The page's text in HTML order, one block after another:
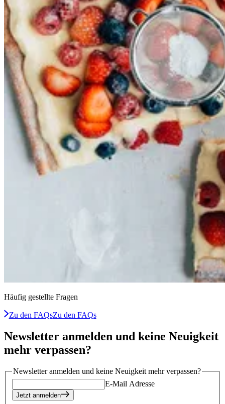
Häufig gestellte Fragen
Zu den FAQsZu den FAQs
Newsletter anmelden und keine Neuigkeit
mehr verpassen?
Newsletter anmelden und keine Neuigkeit mehr verpassen?
E-Mail Adresse
Jetzt anmelden